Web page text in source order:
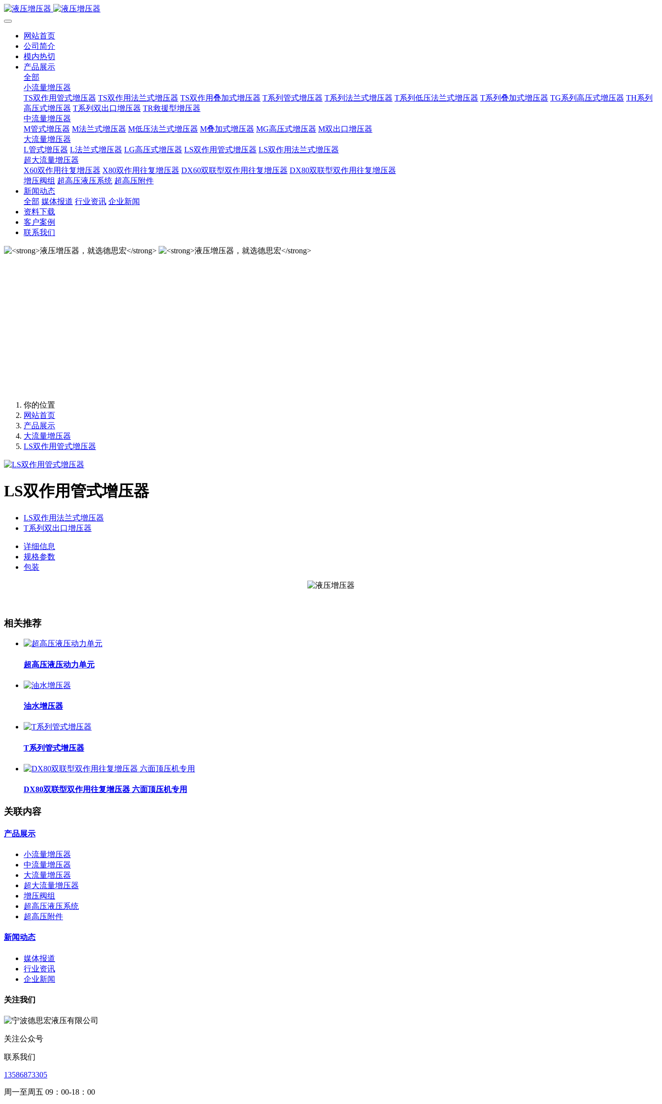
网站首页
公司简介
模内热切
产品展示
全部
小流量增压器
TS双作用管式增压器 TS双作用法兰式增压器 TS双作用叠加式增压器 T系列管式增压器 T系列法兰式增压器 T系列低压法兰式增压器 T系列叠加式增压器 TG系列高压式增压器 TH系列
高压式增压器 T系列双出口增压器 TR救援型增压器
中流量增压器
M管式增压器 M法兰式增压器 M低压法兰式增压器 M叠加式增压器 MG高压式增压器 M双出口增压器
大流量增压器
L管式增压器 L法兰式增压器 LG高压式增压器 LS双作用管式增压器 LS双作用法兰式增压器
超大流量增压器
X60双作用往复增压器 X80双作用往复增压器 DX60双联型双作用往复增压器 DX80双联型双作用往复增压器
增压阀组 超高压液压系统 超高压附件
新闻动态
全部 媒体报道 行业资讯 企业新闻
资料下载
客户案例
联系我们
你的位置
网站首页
产品展示
大流量增压器
LS双作用管式增压器
LS双作用管式增压器
LS双作用法兰式增压器
T系列双出口增压器
详细信息
规格参数
包装
相关推荐
超高压液压动力单元
油水增压器
T系列管式增压器
DX80双联型双作用往复增压器 六面顶压机专用
关联内容
产品展示
小流量增压器
中流量增压器
大流量增压器
超大流量增压器
增压阀组
超高压液压系统
超高压附件
新闻动态
媒体报道
行业资讯
企业新闻
关注我们
关注公众号
联系我们
13586873305
周一至周五 09：00-18：00